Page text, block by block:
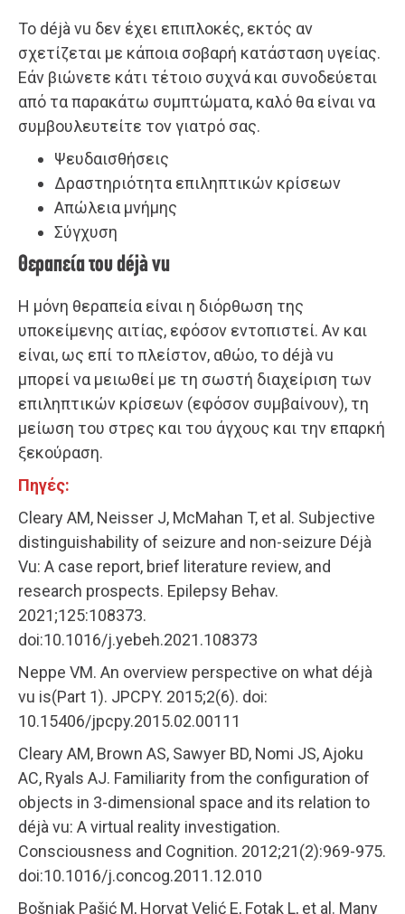
Το déjà vu δεν έχει επιπλοκές, εκτός αν
σχετίζεται με κάποια σοβαρή κατάσταση υγείας.
Εάν βιώνετε κάτι τέτοιο συχνά και συνοδεύεται
από τα παρακάτω συμπτώματα, καλό θα είναι να
συμβουλευτείτε τον γιατρό σας.
Ψευδαισθήσεις
Δραστηριότητα επιληπτικών κρίσεων
Απώλεια μνήμης
Σύγχυση
Θεραπεία του déjà vu
Η μόνη θεραπεία είναι η διόρθωση της
υποκείμενης αιτίας, εφόσον εντοπιστεί. Αν και
είναι, ως επί το πλείστον, αθώο, το déjà vu
μπορεί να μειωθεί με τη σωστή διαχείριση των
επιληπτικών κρίσεων (εφόσον συμβαίνουν), τη
μείωση του στρες και του άγχους και την επαρκή
ξεκούραση.
Πηγές:
Cleary AM, Neisser J, McMahan T, et al. Subjective
distinguishability of seizure and non-seizure Déjà
Vu: A case report, brief literature review, and
research prospects. Epilepsy Behav.
2021;125:108373.
doi:10.1016/j.yebeh.2021.108373
Neppe VM. An overview perspective on what déjà
vu is(Part 1). JPCPY. 2015;2(6). doi:
10.15406/jpcpy.2015.02.00111
Cleary AM, Brown AS, Sawyer BD, Nomi JS, Ajoku
AC, Ryals AJ. Familiarity from the configuration of
objects in 3-dimensional space and its relation to
déjà vu: A virtual reality investigation.
Consciousness and Cognition. 2012;21(2):969-975.
doi:10.1016/j.concog.2011.12.010
Bošnjak Pašić M, Horvat Velić E, Fotak L, et al. Many